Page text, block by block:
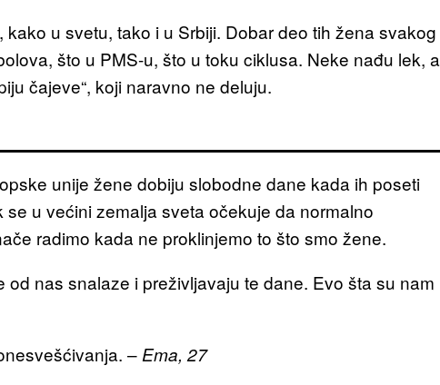
u svetu, tako i u Srbiji. Dobar deo tih žena svakog
što u PMS-u, što u toku ciklusa. Neke nađu lek, a
čajeve“, koji naravno ne deluju.
unije žene dobiju slobodne dane kada ih poseti
se u većini zemalja sveta očekuje da normalno
radimo kada ne proklinjemo to što smo žene.
nas snalaze i preživljavaju te dane. Evo šta su nam
–Ema, 27